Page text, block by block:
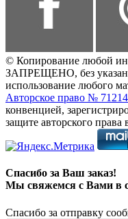
© Копирование любой
ЗАПРЕЩЕНО, без
использование любого
Авторское право №
конвенцией,
защите авторского
Спасибо за Ваш заказ!
Мы свяжемся с Вами в
Спасибо за отправку